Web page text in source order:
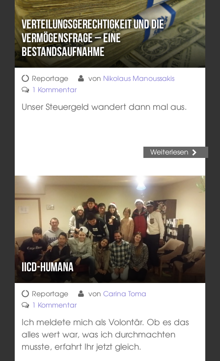
Verteilungsgerechtigkeit und die
Vermögensfrage – Eine
Bestandsaufnahme
Reportage von Nikolaus Manoussakis
1 Kommentar
Unser Steuergeld wandert dann mal aus.
Weiterlesen
IICD-HUMANA
Reportage von Carina Toma
1 Kommentar
Ich meldete mich als Volontär. Ob es das
alles wert war, was ich durchmachten
musste, erfahrt Ihr jetzt gleich.